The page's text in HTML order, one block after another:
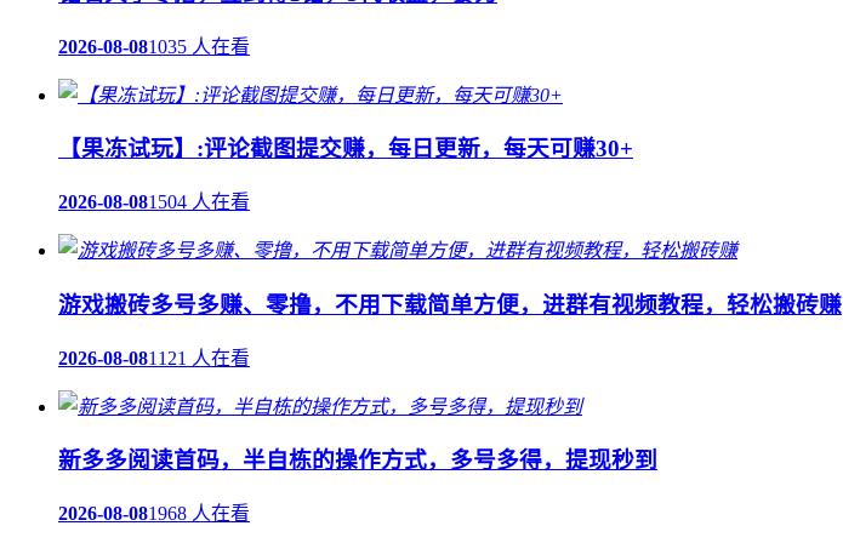
2026-08-081035 人在看
【果冻试玩】:评论截图提交赚，每日更新，每天可赚30+
2026-08-081504 人在看
游戏搬砖多号多赚、零撸，不用下载简单方便，进群有视频教程，轻松搬砖赚
2026-08-081121 人在看
新多多阅读首码，半自栋的操作方式，多号多得，提现秒到
2026-08-081968 人在看